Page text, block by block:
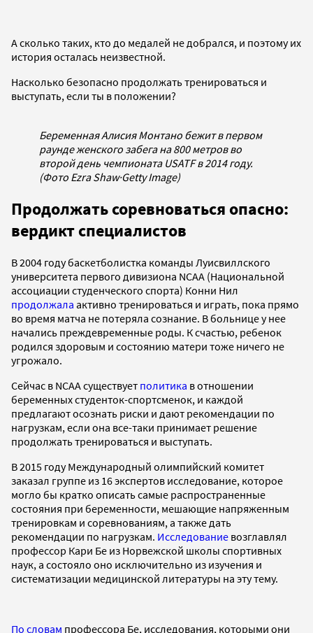
А сколько таких, кто до медалей не добрался, и поэтому их
история осталась неизвестной.
Насколько безопасно продолжать тренироваться и
выступать, если ты в положении?
Беременная Алисия Монтано бежит в первом
раунде женского забега на 800 метров во
второй день чемпионата USATF в 2014 году.
(Фото Ezra Shaw·Getty Image)
Продолжать соревноваться опасно:
вердикт специалистов
В 2004 году баскетболистка команды Луисвиллского
университета первого дивизиона NCAA (Национальной
ассоциации студенческого спорта) Конни Нил
продолжала активно тренироваться и играть, пока прямо
во время матча не потеряла сознание. В больнице у нее
начались преждевременные роды. К счастью, ребенок
родился здоровым и состоянию матери тоже ничего не
угрожало.
Сейчас в NCAA существует политика в отношении
беременных студенток-спортсменок, и каждой
предлагают осознать риски и дают рекомендации по
нагрузкам, если она все-таки принимает решение
продолжать тренироваться и выступать.
В 2015 году Международный олимпийский комитет
заказал группе из 16 экспертов исследование, которое
могло бы кратко описать самые распространенные
состояния при беременности, мешающие напряженным
тренировкам и соревнованиям, а также дать
рекомендации по нагрузкам. Исследование возглавлял
профессор Кари Бе из Норвежской школы спортивных
наук, а состояло оно исключительно из изучения и
систематизации медицинской литературы на эту тему.
По словам профессора Бе, исследования, которыми они